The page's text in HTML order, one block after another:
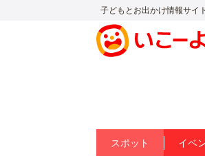
子どもとお出かけ情報サイ
スポット イベ